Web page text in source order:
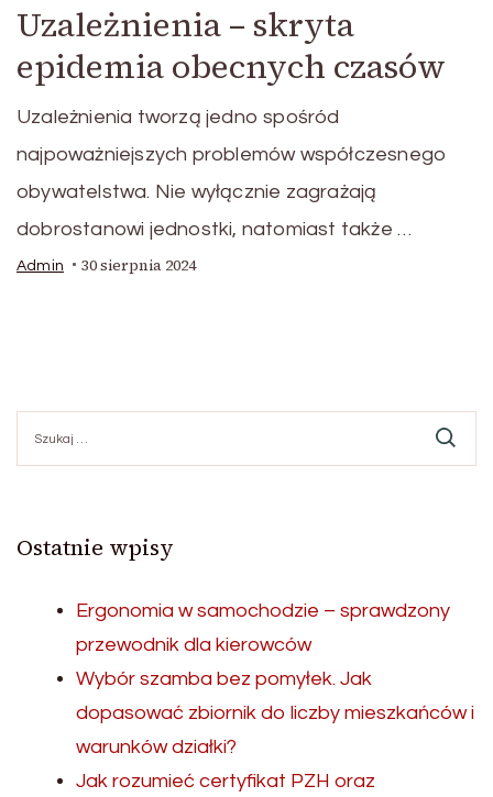
Uzależnienia – skryta
epidemia obecnych czasów
Uzależnienia tworzą jedno spośród
najpoważniejszych problemów współczesnego
obywatelstwa. Nie wyłącznie zagrażają
dobrostanowi jednostki, natomiast także …
Admin 30 sierpnia 2024
Ostatnie wpisy
Ergonomia w samochodzie – sprawdzony
przewodnik dla kierowców
Wybór szamba bez pomyłek. Jak
dopasować zbiornik do liczby mieszkańców i
warunków działki?
Jak rozumieć certyfikat PZH oraz